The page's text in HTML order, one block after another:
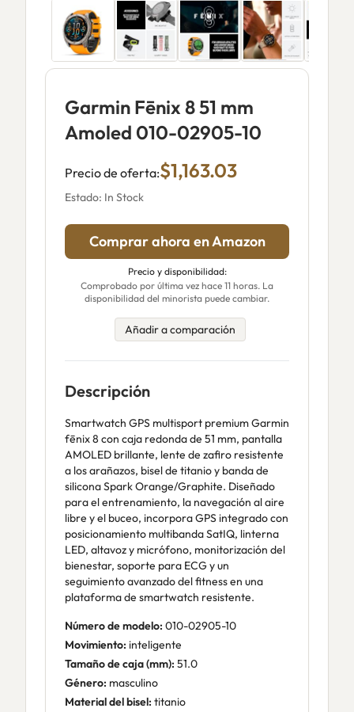
Garmin Fēnix 8 51 mm
Amoled 010-02905-10
Precio de oferta:$1,163.03
Estado: In Stock
Comprar ahora en Amazon
Precio y disponibilidad:
Comprobado por última vez hace 11 horas. La
disponibilidad del minorista puede cambiar.
Añadir a comparación
Descripción
Smartwatch GPS multisport premium Garmin
fēnix 8 con caja redonda de 51 mm, pantalla
AMOLED brillante, lente de zafiro resistente
a los arañazos, bisel de titanio y banda de
silicona Spark Orange/Graphite. Diseñado
para el entrenamiento, la navegación al aire
libre y el buceo, incorpora GPS integrado con
posicionamiento multibanda SatIQ, linterna
LED, altavoz y micrófono, monitorización del
bienestar, soporte para ECG y un
seguimiento avanzado del fitness en una
plataforma de smartwatch resistente.
Número de modelo: 010-02905-10
Movimiento: inteligente
Tamaño de caja (mm): 51.0
Género: masculino
Material del bisel: titanio